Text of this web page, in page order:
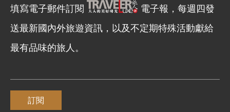
填寫電子郵件訂閱
電子報，每週四發
送最新國內外旅遊資訊，以及不定期特殊活動獻給
最有品味的旅人。
訂閱